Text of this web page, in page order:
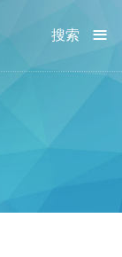
≡
搜索